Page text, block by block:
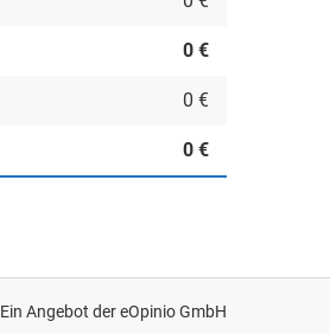
0 €
0 €
0 €
Ein Angebot dereOpinio GmbH